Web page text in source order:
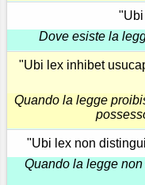
"Ubi
Dove esiste la
"Ubi lex inhibet
Quando la legge
"Ubi lex non
Quando la legge